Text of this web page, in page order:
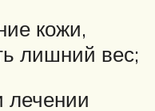
кожи,
лишний вес;
лечении